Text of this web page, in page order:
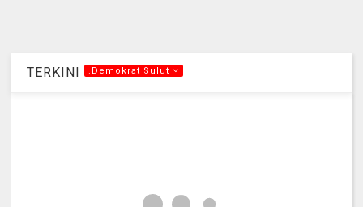
TERKINI .Demokrat Sulut